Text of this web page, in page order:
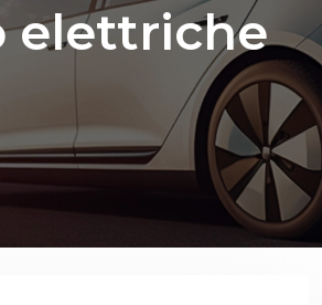
elettriche